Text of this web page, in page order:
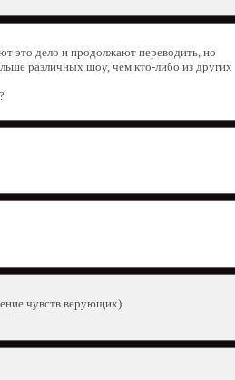
это дело и продолжают переводить, но
различных шоу, чем кто-либо из других
чувств верующих)